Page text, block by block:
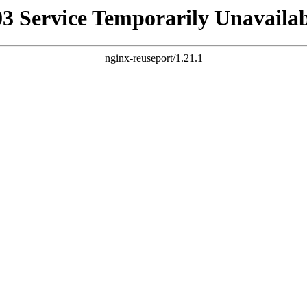
Service Temporarily
nginx-reuseport/1.21.1